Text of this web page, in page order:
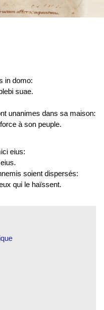
in domo:
suae.
unanimes dans sa maison:
à son peuple.
eius:
soient dispersés:
qui le haïssent.